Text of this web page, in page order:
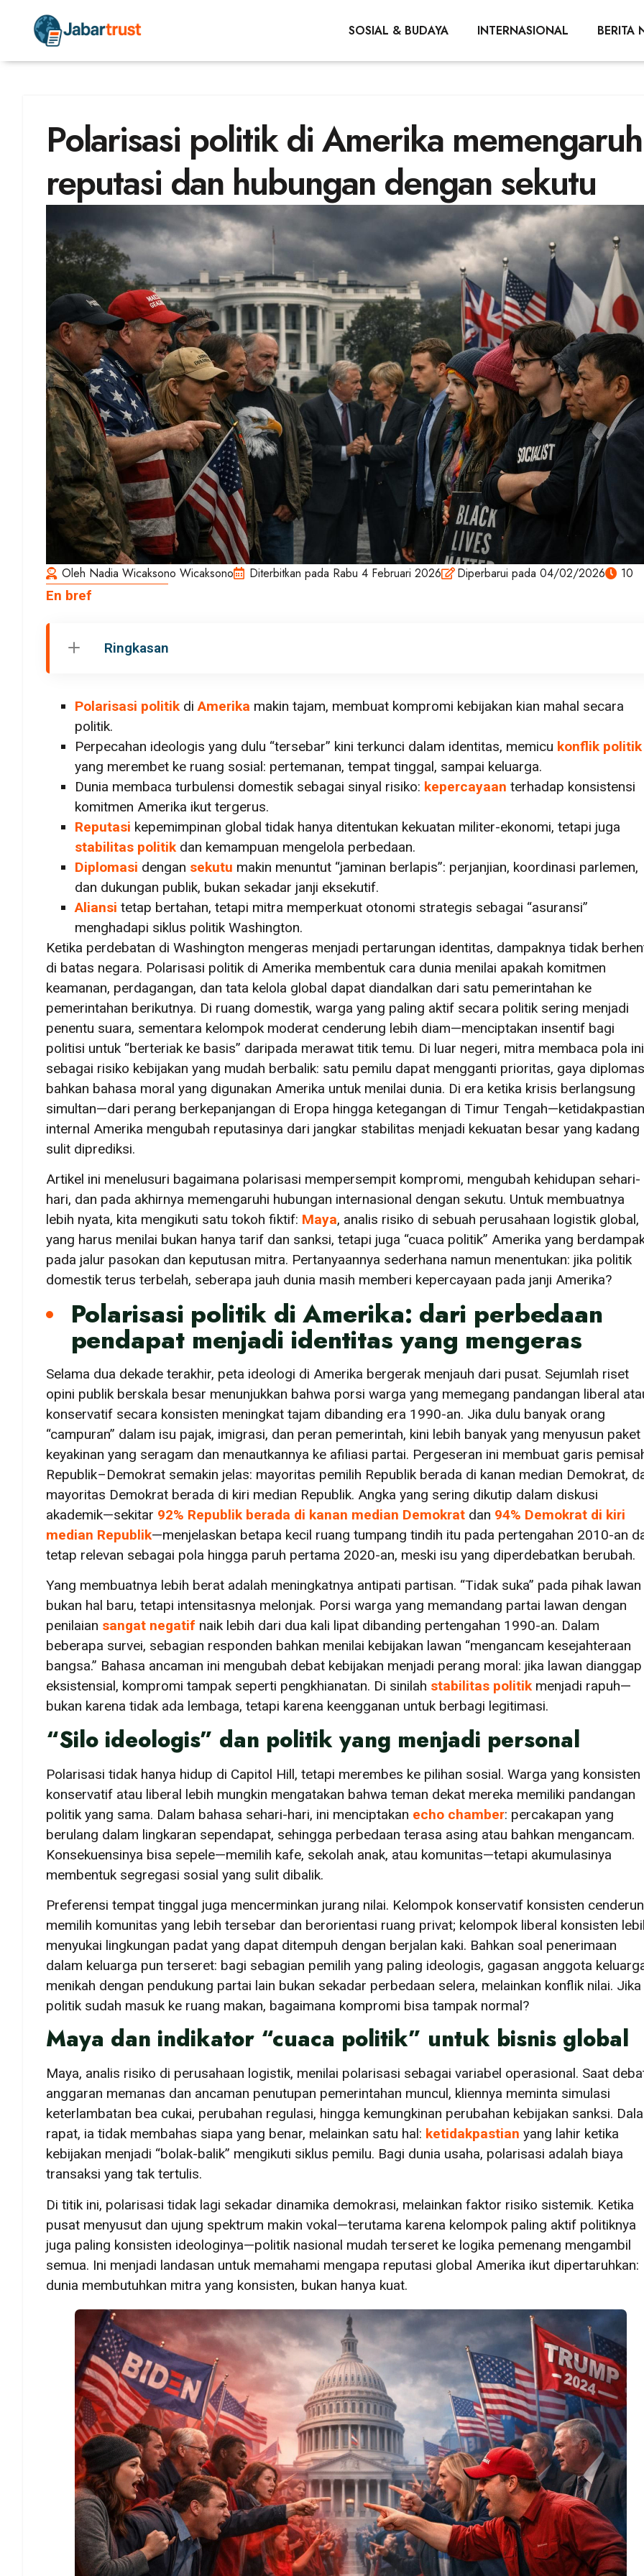
SOSIAL & BUDAYA INTERNASIONAL BERITA
Polarisasi politik di Amerika
reputasi dan hubungan dengan sekutu
Oleh Nadia Wicaksono Wicaksono Diterbitkan pada Rabu 4 Februari 2026 Diperbarui pada 04/02/2026
10
En bref
Ringkasan
Polarisasi politikdiAmerika makin tajam, membuat kompromi kebijakan kian mahal secara
politik.
Perpecahan ideologis yang dulu “tersebar” kini terkunci dalam identitas, memicu konflik politik
yang merembet ke ruang sosial: pertemanan, tempat tinggal, sampai keluarga.
Dunia membaca turbulensi domestik sebagai sinyal risiko: kepercayaan terhadap konsistensi
komitmen Amerika ikut tergerus.
Reputasi kepemimpinan global tidak hanya ditentukan kekuatan militer-ekonomi, tetapi juga
stabilitas politikdan kemampuan mengelola perbedaan.
Diplomasi dengan sekutu makin menuntut “jaminan berlapis”: perjanjian, koordinasi parlemen,
dan dukungan publik, bukan sekadar janji eksekutif.
Aliansi tetap bertahan, tetapi mitra memperkuat otonomi strategis sebagai “asuransi”
menghadapi siklus politik Washington.
Ketika perdebatan di Washington mengeras menjadi pertarungan identitas, dampaknya tidak
di batas negara. Polarisasi politik di Amerika membentuk cara dunia menilai apakah komitmen
keamanan, perdagangan, dan tata kelola global dapat diandalkan dari satu pemerintahan ke
pemerintahan berikutnya. Di ruang domestik, warga yang paling aktif secara politik sering menjadi
penentu suara, sementara kelompok moderat cenderung lebih diam—menciptakan insentif bagi
politisi untuk “berteriak ke basis” daripada merawat titik temu. Di luar negeri, mitra membaca pola ini
sebagai risiko kebijakan yang mudah berbalik: satu pemilu dapat mengganti prioritas, gaya
bahkan bahasa moral yang digunakan Amerika untuk menilai dunia. Di era ketika krisis berlangsung
simultan—dari perang berkepanjangan di Eropa hingga ketegangan di Timur Tengah—ketidakpastian
internal Amerika mengubah reputasinya dari jangkar stabilitas menjadi kekuatan besar yang kadang
sulit diprediksi.
Artikel ini menelusuri bagaimana polarisasi mempersempit kompromi, mengubah kehidupan sehari-
hari, dan pada akhirnya memengaruhi hubungan internasional dengan sekutu. Untuk membuatnya
lebih nyata, kita mengikuti satu tokoh fiktif: Maya, analis risiko di sebuah perusahaan logistik global,
yang harus menilai bukan hanya tarif dan sanksi, tetapi juga “cuaca politik” Amerika yang
pada jalur pasokan dan keputusan mitra. Pertanyaannya sederhana namun menentukan: jika politik
domestik terus terbelah, seberapa jauh dunia masih memberi kepercayaan pada janji Amerika?
Polarisasi politik di Amerika: dari perbedaan
pendapat menjadi identitas yang mengeras
Selama dua dekade terakhir, peta ideologi di Amerika bergerak menjauh dari pusat. Sejumlah riset
opini publik berskala besar menunjukkan bahwa porsi warga yang memegang pandangan liberal
konservatif secara konsisten meningkat tajam dibanding era 1990-an. Jika dulu banyak orang
“campuran” dalam isu pajak, imigrasi, dan peran pemerintah, kini lebih banyak yang menyusun paket
keyakinan yang seragam dan menautkannya ke afiliasi partai. Pergeseran ini membuat garis
Republik–Demokrat semakin jelas: mayoritas pemilih Republik berada di kanan median Demokrat,
mayoritas Demokrat berada di kiri median Republik. Angka yang sering dikutip dalam diskusi
akademik—sekitar 92% Republik berada di kanan median Demokrat dan 94% Demokrat di kiri
median Republik—menjelaskan betapa kecil ruang tumpang tindih itu pada pertengahan 2010-an
tetap relevan sebagai pola hingga paruh pertama 2020-an, meski isu yang diperdebatkan berubah.
Yang membuatnya lebih berat adalah meningkatnya antipati partisan. “Tidak suka” pada pihak lawan
bukan hal baru, tetapi intensitasnya melonjak. Porsi warga yang memandang partai lawan dengan
penilaian sangat negatif naik lebih dari dua kali lipat dibanding pertengahan 1990-an. Dalam
beberapa survei, sebagian responden bahkan menilai kebijakan lawan “mengancam kesejahteraan
bangsa.” Bahasa ancaman ini mengubah debat kebijakan menjadi perang moral: jika lawan dianggap
eksistensial, kompromi tampak seperti pengkhianatan. Di sinilah stabilitas politikmenjadi rapuh—
bukan karena tidak ada lembaga, tetapi karena keengganan untuk berbagi legitimasi.
“Silo ideologis” dan politik yang menjadi personal
Polarisasi tidak hanya hidup di Capitol Hill, tetapi merembes ke pilihan sosial. Warga yang konsisten
konservatif atau liberal lebih mungkin mengatakan bahwa teman dekat mereka memiliki pandangan
politik yang sama. Dalam bahasa sehari-hari, ini menciptakan echo chamber: percakapan yang
berulang dalam lingkaran sependapat, sehingga perbedaan terasa asing atau bahkan mengancam.
Konsekuensinya bisa sepele—memilih kafe, sekolah anak, atau komunitas—tetapi akumulasinya
membentuk segregasi sosial yang sulit dibalik.
Preferensi tempat tinggal juga mencerminkan jurang nilai. Kelompok konservatif konsisten
memilih komunitas yang lebih tersebar dan berorientasi ruang privat; kelompok liberal konsisten
menyukai lingkungan padat yang dapat ditempuh dengan berjalan kaki. Bahkan soal penerimaan
dalam keluarga pun terseret: bagi sebagian pemilih yang paling ideologis, gagasan anggota
menikah dengan pendukung partai lain bukan sekadar perbedaan selera, melainkan konflik nilai. Jika
politik sudah masuk ke ruang makan, bagaimana kompromi bisa tampak normal?
Maya dan indikator “cuaca politik” untuk bisnis global
Maya, analis risiko di perusahaan logistik, menilai polarisasi sebagai variabel operasional. Saat
anggaran memanas dan ancaman penutupan pemerintahan muncul, kliennya meminta simulasi
keterlambatan bea cukai, perubahan regulasi, hingga kemungkinan perubahan kebijakan sanksi.
rapat, ia tidak membahas siapa yang benar, melainkan satu hal: ketidakpastian yang lahir ketika
kebijakan menjadi “bolak-balik” mengikuti siklus pemilu. Bagi dunia usaha, polarisasi adalah biaya
transaksi yang tak tertulis.
Di titik ini, polarisasi tidak lagi sekadar dinamika demokrasi, melainkan faktor risiko sistemik. Ketika
pusat menyusut dan ujung spektrum makin vokal—terutama karena kelompok paling aktif politiknya
juga paling konsisten ideologinya—politik nasional mudah terseret ke logika pemenang mengambil
semua. Ini menjadi landasan untuk memahami mengapa reputasi global Amerika ikut dipertaruhkan:
dunia membutuhkan mitra yang konsisten, bukan hanya kuat.